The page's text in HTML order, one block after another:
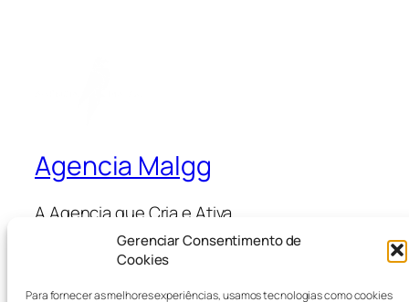
Gerenciar Consentimento de
Cookies
Para fornecer as melhores experiências, usamos tecnologias como cookies
Agencia Malgg
A Agencia que Cria e Ativa